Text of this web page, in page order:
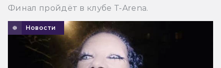
Финал пройдёт в клубе T-Arena.
Новости